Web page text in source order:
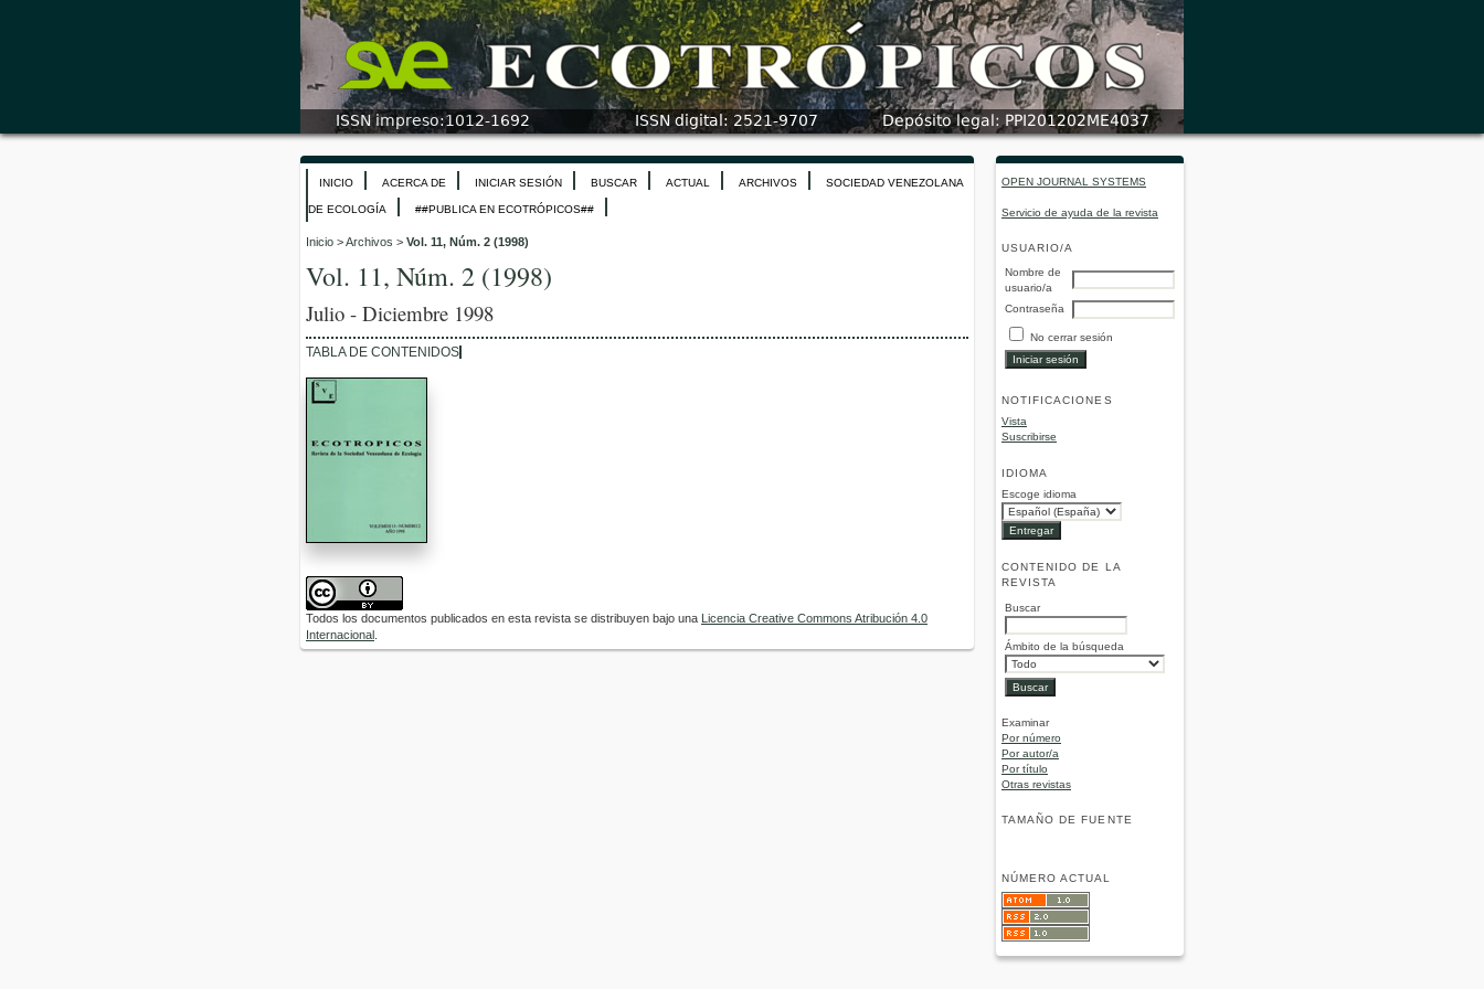
OPEN JOURNAL SYSTEMS
Servicio de ayuda de la revista
USUARIO/A
Nombre de
usuario/a
Contraseña
No cerrar sesión
NOTIFICACIONES
Vista
Suscribirse
IDIOMA
Escoge idioma
CONTENIDO DE LA
REVISTA
Buscar
Ámbito de la búsqueda
Examinar
Por número
Por autor/a
Por título
Otras revistas
TAMAÑO DE FUENTE
NÚMERO ACTUAL
INICIO ACERCA DE INICIAR SESIÓN BUSCAR ACTUAL ARCHIVOS SOCIEDAD VENEZOLANA
DE ECOLOGÍA ##PUBLICA EN ECOTRÓPICOS##
Inicio >Archivos > Vol. 11, Núm. 2 (1998)
Vol. 11, Núm. 2 (1998)
Julio - Diciembre 1998
TABLA DE CONTENIDOS
Todos los documentos publicados en esta revista se distribuyen bajo una Licencia Creative Commons Atribución 4.0
Internacional